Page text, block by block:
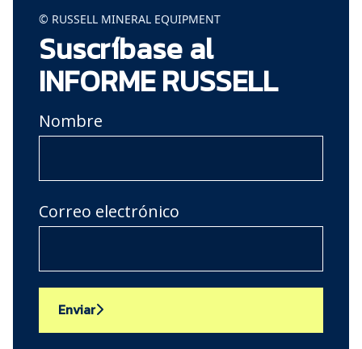
© RUSSELL MINERAL EQUIPMENT
Suscríbase al
INFORME RUSSELL
Nombre
Correo electrónico
Enviar